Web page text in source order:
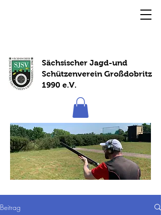
Sächsischer Jagd-und
Schützenverein Großdobritz
1990 e.V.
Beitrag